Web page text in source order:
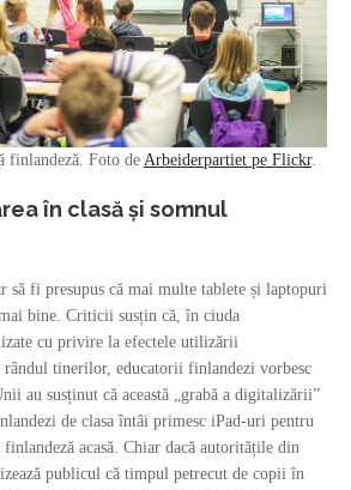
finlandeză. Foto de Arbeiderpartiet pe Flickr.
în clasă și somnul
să fi presupus că mai multe tablete și laptopuri
bine. Criticii susțin că, în ciuda
cu privire la efectele utilizării
tinerilor, educatorii finlandezi vorbesc
au susținut că această „grabă a digitalizării”
de clasa întâi primesc iPad-uri pentru
acasă. Chiar dacă autoritățile din
publicul că timpul petrecut de copii în